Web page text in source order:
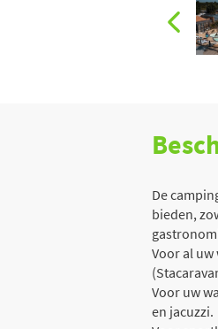
De
bieden,
Voor al
Voor uw
en jacuzzi.